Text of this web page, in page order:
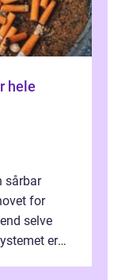
hele
sårbar
for
selve
er